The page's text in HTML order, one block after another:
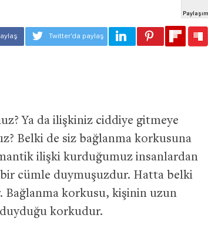
Ya da ilişkiniz ciddiye gitmeye
Belki de siz bağlanma korkusuna
ilişki kurduğumuz insanlardan
cümle duymuşuzdur. Hatta belki
korkusu, kişinin uzun
korkudur.